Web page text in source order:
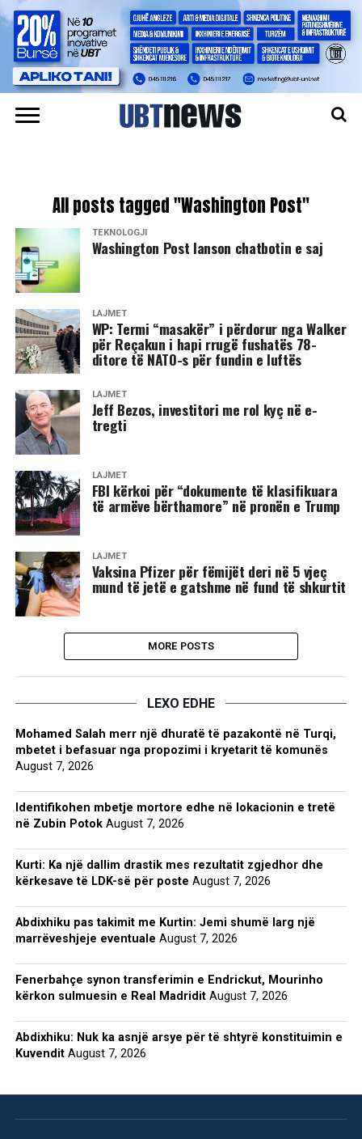
All posts tagged "Washington Post"
TEKNOLOGJI
Washington Post lanson chatbotin e saj
LAJMET
WP: Termi “masakër” i përdorur nga Walker
për Reçakun i hapi rrugë fushatës 78-
ditore të NATO-s për fundin e luftës
LAJMET
​Jeff Bezos, investitori me rol kyç në e-
tregti
LAJMET
FBI kërkoi për “dokumente të klasifikuara
të armëve bërthamore” në pronën e Trump
LAJMET
Vaksina Pfizer për fëmijët deri në 5 vjeç
mund të jetë e gatshme në fund të shkurtit
MORE POSTS
LEXO EDHE
Mohamed Salah merr një dhuratë të pazakontë në Turqi,
mbetet i befasuar nga propozimi i kryetarit të komunës
August 7, 2026
Identifikohen mbetje mortore edhe në lokacionin e tretë
në Zubin Potok August 7, 2026
Kurti: Ka një dallim drastik mes rezultatit zgjedhor dhe
kërkesave të LDK-së për poste August 7, 2026
Abdixhiku pas takimit me Kurtin: Jemi shumë larg një
marrëveshjeje eventuale August 7, 2026
Fenerbahçe synon transferimin e Endrickut, Mourinho
kërkon sulmuesin e Real Madridit August 7, 2026
Abdixhiku: Nuk ka asnjë arsye për të shtyrë konstituimin e
Kuvendit August 7, 2026